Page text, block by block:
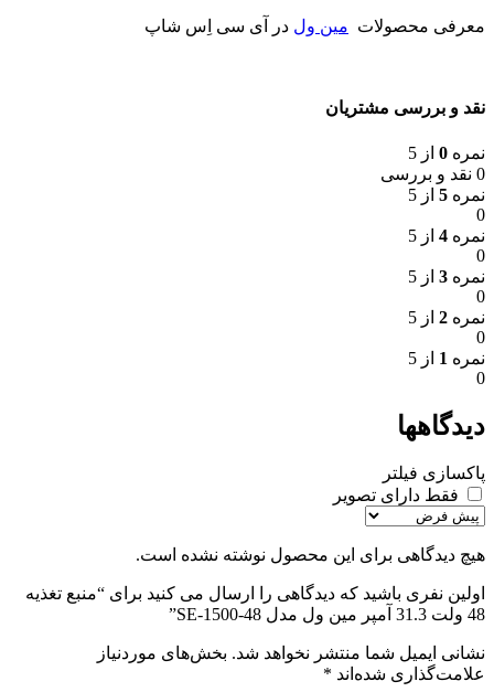
معرفی محصولات مین ول در آی سی اِس شاپ
نقد و بررسی مشتریان
نمره 0 از 5
0 نقد و بررسی
نمره 5 از 5
0
نمره 4 از 5
0
نمره 3 از 5
0
نمره 2 از 5
0
نمره 1 از 5
0
دیدگاهها
پاکسازی فیلتر
فقط دارای تصویر
هیچ دیدگاهی برای این محصول نوشته نشده است.
اولین نفری باشید که دیدگاهی را ارسال می کنید برای “منبع تغذیه
48 ولت 31.3 آمپر مین ول مدل SE-1500-48”
نشانی ایمیل شما منتشر نخواهد شد. بخش‌های موردنیاز
علامت‌گذاری شده‌اند *